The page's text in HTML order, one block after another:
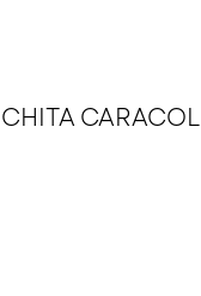
CARACOL